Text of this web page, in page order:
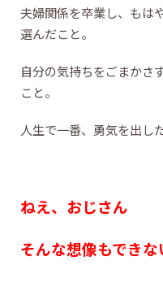
夫婦関係を卒業し、もは
選んだこと。
自分の気持ちをごまかさ
こと。
人生で一番、勇気を出し
ねえ、おじさん
そんな想像もできな